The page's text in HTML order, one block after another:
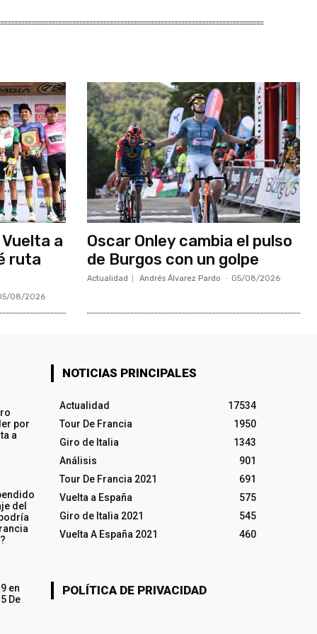
a
ruta
08/2026
Oscar Onley cambia el pulso
de Burgos con un golpe
Actualidad Andrés Álvarez Pardo - 05/08/2026
por
a
del
en
De
NOTICIAS PRINCIPALES
Actualidad
17534
Tour De Francia
1950
Giro de Italia
1343
Análisis
901
Tour De Francia 2021
691
Vuelta a España
575
Giro de Italia 2021
545
Vuelta A España 2021
460
POLÍTICA DE PRIVACIDAD